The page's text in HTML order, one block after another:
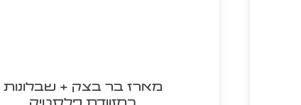
מארז בר בצק + שבלונות